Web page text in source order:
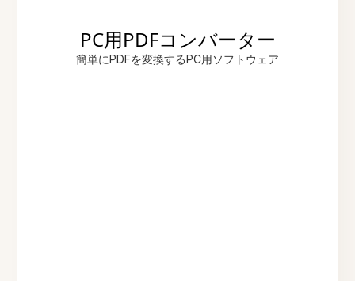
PC用PDFコンバーター
簡単にPDFを変換するPC用ソフトウェア